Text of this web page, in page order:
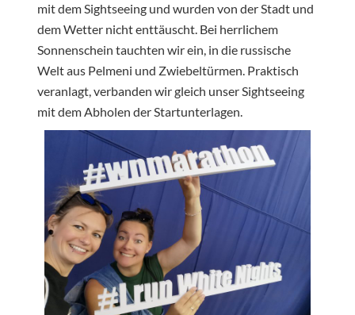
mit dem Sightseeing und wurden von der Stadt und
dem Wetter nicht enttäuscht. Bei herrlichem
Sonnenschein tauchten wir ein, in die russische
Welt aus Pelmeni und Zwiebeltürmen. Praktisch
veranlagt, verbanden wir gleich unser Sightseeing
mit dem Abholen der Startunterlagen.